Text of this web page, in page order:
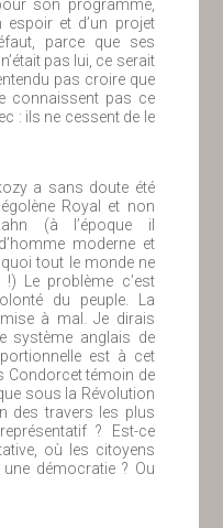
son programme,
espoir et d’un projet
parce que ses
pas lui, ce serait
pas croire que
connaissent pas ce
: ils ne cessent de le
a sans doute été
Royal et non
(à l’époque il
moderne et
tout le monde ne
Le problème c’est
du peuple. La
à mal. Je dirais
système anglais de
est à cet
Condorcet témoin de
sous la Révolution
des travers les plus
? Est-ce
où les citoyens
démocratie ? Ou